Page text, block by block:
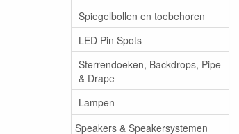
Spiegelbollen en toebehoren
LED Pin Spots
Sterrendoeken, Backdrops, Pipe
& Drape
Lampen
Speakers & Speakersystemen